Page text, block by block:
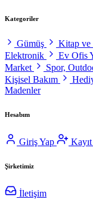
Kategoriler
Gümüş Kitap ve
Elektronik
Ev Ofis
Market
Spor,
Kişisel Bakım
Madenler
Hesabım
Giriş Yap
Şirketimiz
İletişim